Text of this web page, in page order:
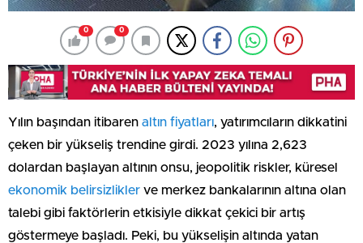
0 0
Yılın başından itibaren altın fiyatları, yatırımcıların dikkatini
çeken bir yükseliş trendine girdi. 2023 yılına 2,623
dolardan başlayan altının onsu, jeopolitik riskler, küresel
ekonomik belirsizlikler ve merkez bankalarının altına olan
talebi gibi faktörlerin etkisiyle dikkat çekici bir artış
göstermeye başladı. Peki, bu yükselişin altında yatan